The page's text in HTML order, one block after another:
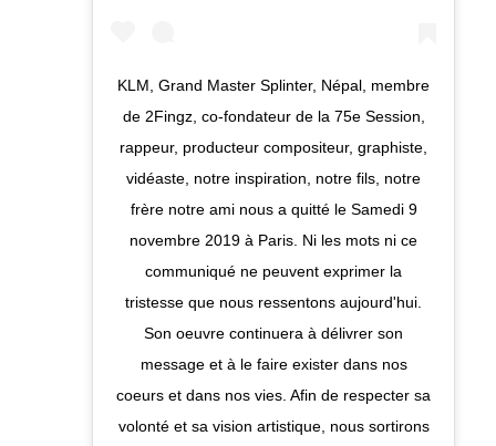
KLM, Grand Master Splinter, Népal, membre
de 2Fingz, co-fondateur de la 75e Session,
rappeur, producteur compositeur, graphiste,
vidéaste, notre inspiration, notre fils, notre
frère notre ami nous a quitté le Samedi 9
novembre 2019 à Paris. Ni les mots ni ce
communiqué ne peuvent exprimer la
tristesse que nous ressentons aujourd'hui.
Son oeuvre continuera à délivrer son
message et à le faire exister dans nos
coeurs et dans nos vies. Afin de respecter sa
volonté et sa vision artistique, nous sortirons